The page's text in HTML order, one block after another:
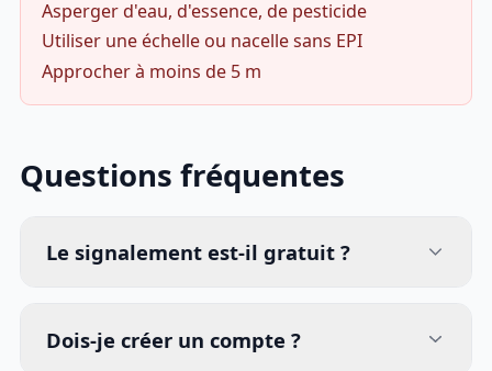
Asperger d'eau, d'essence, de pesticide
Utiliser une échelle ou nacelle sans EPI
Approcher à moins de 5 m
Questions fréquentes
Le signalement est-il gratuit ?
Dois-je créer un compte ?